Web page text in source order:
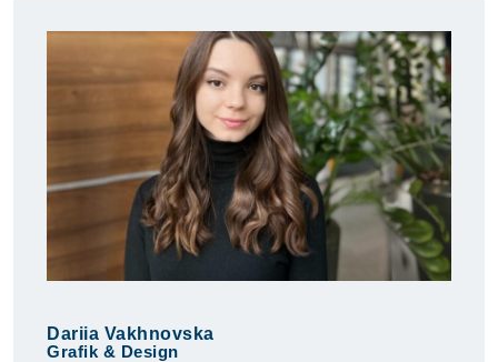
Dariia Vakhnovska
Grafik & Design